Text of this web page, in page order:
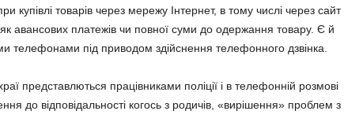
купівлі товарів через мережу Інтернет, в тому числі через сайт
авансових платежів чи повної суми до одержання товару. Є й
телефонами під приводом здійснення телефонного дзвінка.
представлються працівниками поліції і в телефонній розмові
до відповідальності когось з родичів, «вирішення» проблем з